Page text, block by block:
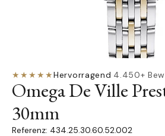
★★★★★Hervorragend·4.450+
Omega De Ville
30mm
434.25.30.60.52.002